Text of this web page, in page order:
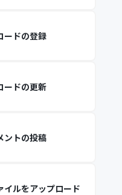
ードの登録
ードの更新
ントの投稿
イルをアップロード